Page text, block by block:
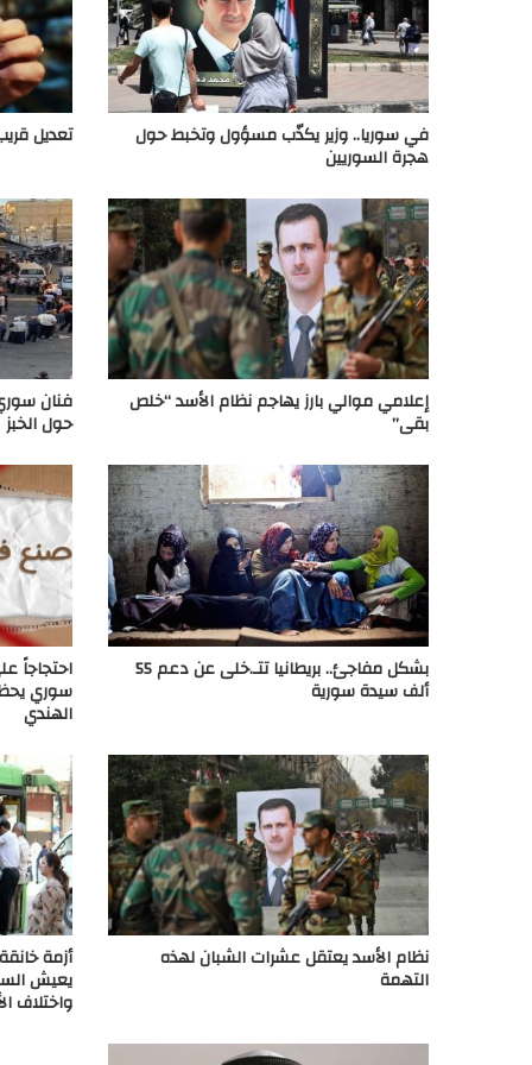
في سوريا.. وزير يكذّب مسؤول وتخبط حول
هجرة السوريين
تعديل
إعلامي موالي بارز يهاجم نظام الأسد “خلص
بقى”
فنان
حول الخبز
بشكل مفاجئ.. بريطانيا تتـ.خلى عن دعم 55
ألف سيدة سورية
احتجاجاً
سوري
الهندي
نظام الأسد يعتقل عشرات الشبان لهذه
التهمة
أزمة
يعيش
واختلاف